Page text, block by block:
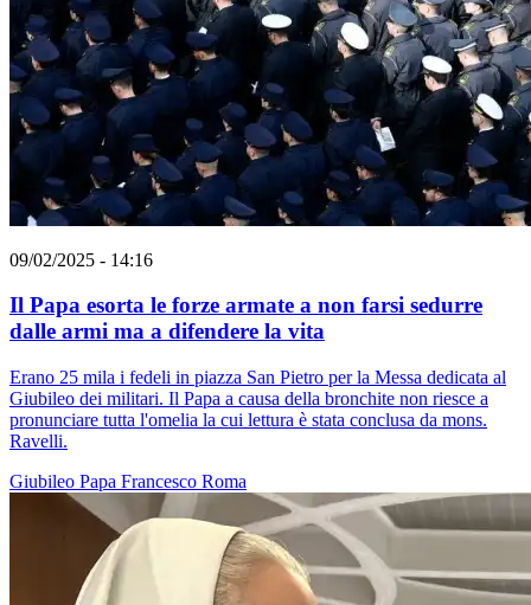
09/02/2025 - 14:16
Il Papa esorta le forze armate a non farsi sedurre
dalle armi ma a difendere la vita
Erano 25 mila i fedeli in piazza San Pietro per la Messa dedicata al
Giubileo dei militari. Il Papa a causa della bronchite non riesce a
pronunciare tutta l'omelia la cui lettura è stata conclusa da mons.
Ravelli.
Giubileo Papa Francesco Roma